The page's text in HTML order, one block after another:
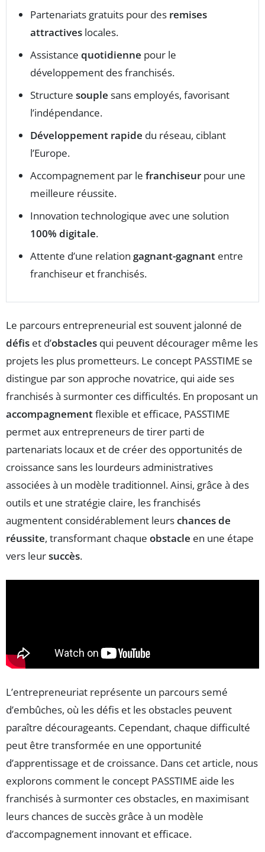
Partenariats gratuits pour des remises
attractives locales.
Assistance quotidienne pour le
développement des franchisés.
Structure souple sans employés, favorisant
l’indépendance.
Développement rapide du réseau, ciblant
l’Europe.
Accompagnement par le franchiseur pour une
meilleure réussite.
Innovation technologique avec une solution
100% digitale.
Attente d’une relation gagnant-gagnant entre
franchiseur et franchisés.
Le parcours entrepreneurial est souvent jalonné de
défis et d’obstacles qui peuvent décourager même les
projets les plus prometteurs. Le concept PASSTIME se
distingue par son approche novatrice, qui aide ses
franchisés à surmonter ces difficultés. En proposant un
accompagnementflexible et efficace, PASSTIME
permet aux entrepreneurs de tirer parti de
partenariats locaux et de créer des opportunités de
croissance sans les lourdeurs administratives
associées à un modèle traditionnel. Ainsi, grâce à des
outils et une stratégie claire, les franchisés
augmentent considérablement leurschances de
réussite, transformant chaque obstacle en une étape
vers leursuccès.
L’entrepreneuriat représente un parcours semé
d’embûches, où les défis et les obstacles peuvent
paraître décourageants. Cependant, chaque difficulté
peut être transformée en une opportunité
d’apprentissage et de croissance. Dans cet article, nous
explorons comment le concept PASSTIME aide les
franchisés à surmonter ces obstacles, en maximisant
leurs chances de succès grâce à un modèle
d’accompagnement innovant et efficace.